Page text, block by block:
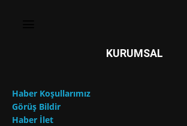
KURUMSAL
Haber Koşullarımız
Görüş Bildir
Haber İlet